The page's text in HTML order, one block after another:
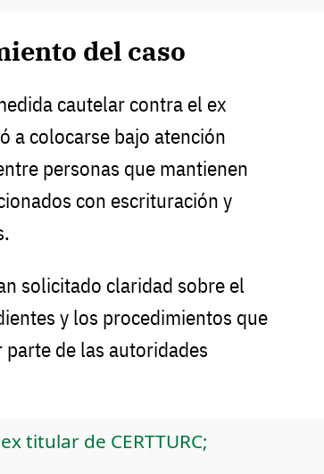
del caso
cautelar contra el ex
a colocarse bajo atención
personas que mantienen
con escrituración y
solicitado claridad sobre el
y los procedimientos que
de las autoridades
titular de CERTTURC;